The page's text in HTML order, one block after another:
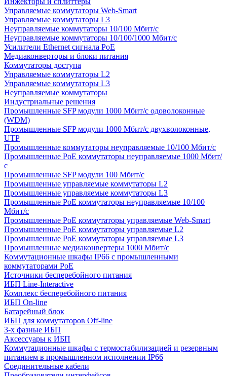
Управляемые коммутаторы Web-Smart
Управляемые коммутаторы L3
Неуправляемые коммутаторы 10/100 Мбит/с
Неуправляемые коммутаторы 10/100/1000 Мбит/с
Усилители Ethernet сигнала PoE
Медиаконверторы и блоки питания
Коммутаторы доступа
Управляемые коммутаторы L2
Управляемые коммутаторы L3
Неуправляемые коммутаторы
Индустриальные решения
Промышленные SFP модули 1000 Мбит/c одоволоконные
(WDM)
Промышленные SFP модули 1000 Мбит/c двухволоконные,
UTP
Промышленные коммутаторы неуправляемые 10/100 Мбит/с
Промышленные PoE коммутаторы неуправляемые 1000 Мбит/
с
Промышленные SFP модули 100 Мбит/c
Промышленные управляемые коммутаторы L2
Промышленные управляемые коммутаторы L3
Промышленные PoE коммутаторы неуправляемые 10/100
Мбит/с
Промышленные PoE коммутаторы управляемые Web-Smart
Промышленные PoE коммутаторы управляемые L2
Промышленные PoE коммутаторы управляемые L3
Промышленные медиаконвертеры 1000 Мбит/с
Коммутационные шкафы IP66 c промышленными
коммутаторами PoE
Источники бесперебойного питания
ИБП Line-Interactive
Комплекс бесперебойного питания
ИБП On-line
Батарейный блок
ИБП для коммутаторов Off-line
3-х фазные ИБП
Аксессуары к ИБП
Коммутационные шкафы с термостабилизацией и резервным
питанием в промышленном исполнении IP66
Соединительные кабели